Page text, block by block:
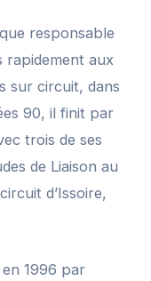
responsable
rapidement aux
sur circuit, dans
90, il finit par
trois de ses
de Liaison au
d’Issoire,
1996 par